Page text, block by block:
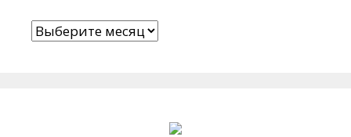
Архивы